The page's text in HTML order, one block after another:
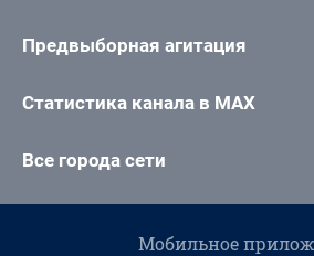
Предвыборная агитация
Статистика канала в MAX
Все города сети
Мобильное